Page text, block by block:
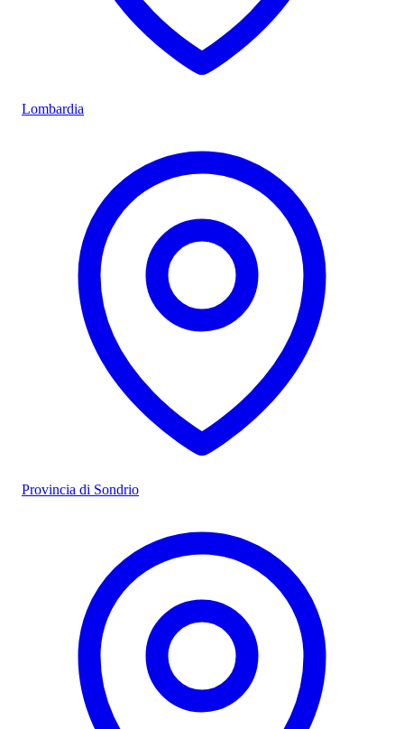
Lombardia
Provincia di Sondrio